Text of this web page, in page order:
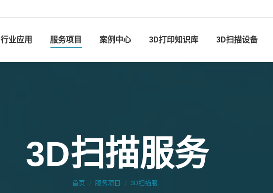
行业应用 服务项目 案例中心 3D打印知识库 3D扫描设备
3D扫描服务
您在这里：
首页 服务项目 3D扫描服…